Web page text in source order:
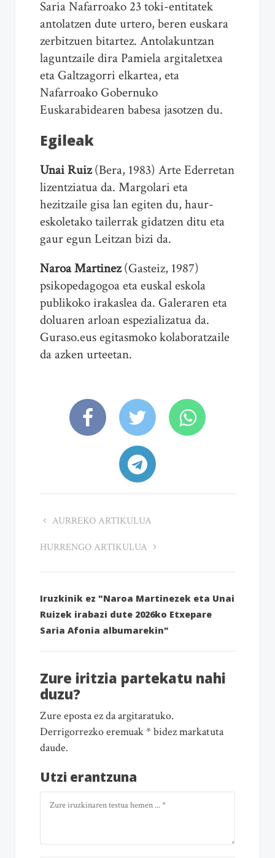
Saria Nafarroako 23 toki-entitatek
antolatzen dute urtero, beren euskara
zerbitzuen bitartez. Antolakuntzan
laguntzaile dira Pamiela argitaletxea
eta Galtzagorri elkartea, eta
Nafarroako Gobernuko
Euskarabidearen babesa jasotzen du.
Egileak
Unai Ruiz(Bera, 1983) Arte Ederretan
lizentziatua da. Margolari eta
hezitzaile gisa lan egiten du, haur-
eskoletako tailerrak gidatzen ditu eta
gaur egun Leitzan bizi da.
Naroa Martinez(Gasteiz, 1987)
psikopedagogoa eta euskal eskola
publikoko irakaslea da. Galeraren eta
doluaren arloan espezializatua da.
Guraso.eus egitasmoko kolaboratzaile
da azken urteetan.
AURREKO ARTIKULUA
HURRENGO ARTIKULUA
Iruzkinik ez "Naroa Martinezek eta Unai
Ruizek irabazi dute 2026ko Etxepare
Saria Afonia albumarekin"
Zure iritzia partekatu nahi
duzu?
Zure eposta ez da argitaratuko.
Derrigorrezko eremuak * bidez markatuta
daude.
Utzi erantzuna